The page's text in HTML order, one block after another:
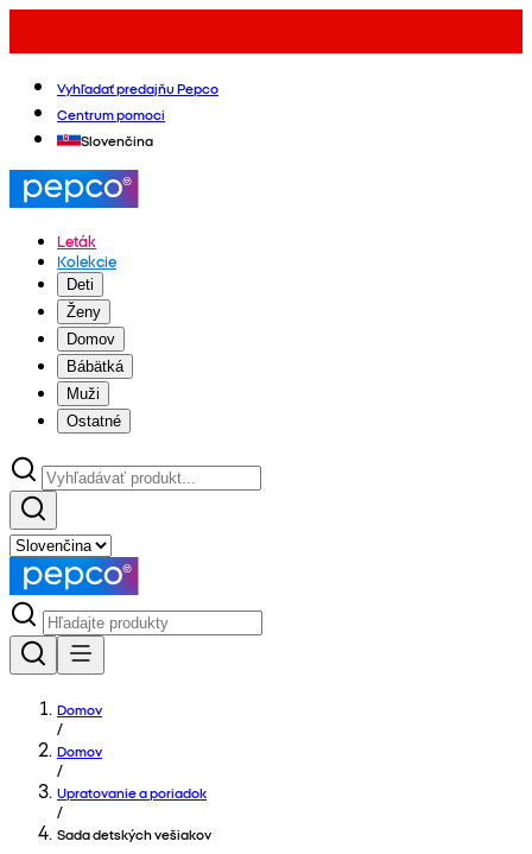
Vyhľadať predajňu Pepco
Centrum pomoci
Slovenčina
Leták
Kolekcie
Deti
Ženy
Domov
Bábätká
Muži
Ostatné
Domov
/
Domov
/
Upratovanie a poriadok
/
Sada detských vešiakov